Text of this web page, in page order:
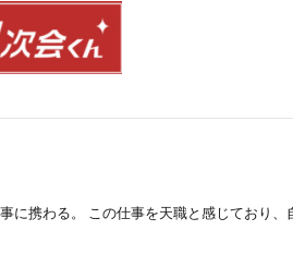
に携わる。 この仕事を天職と感じており、